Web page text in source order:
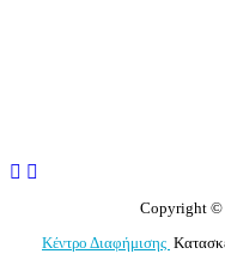
Copyright ©
Κέντρο Διαφήμισης